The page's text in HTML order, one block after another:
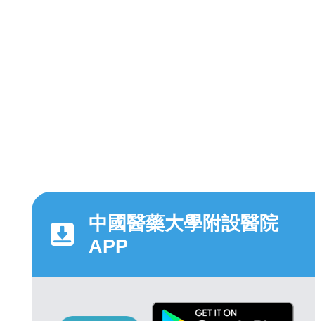
中國醫藥大學附設醫院
APP